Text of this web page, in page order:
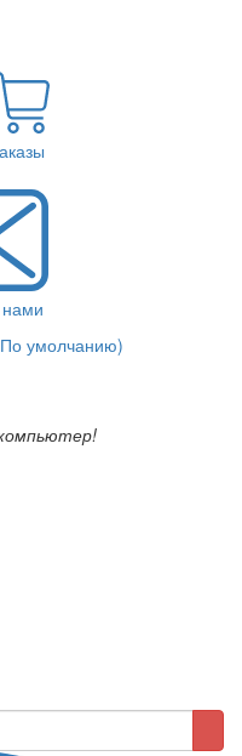
нами